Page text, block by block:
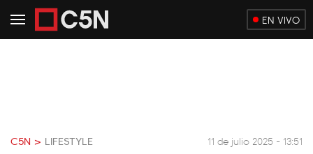
EN VIVO
C5N > LIFESTYLE 11 de julio 2025 - 13:51